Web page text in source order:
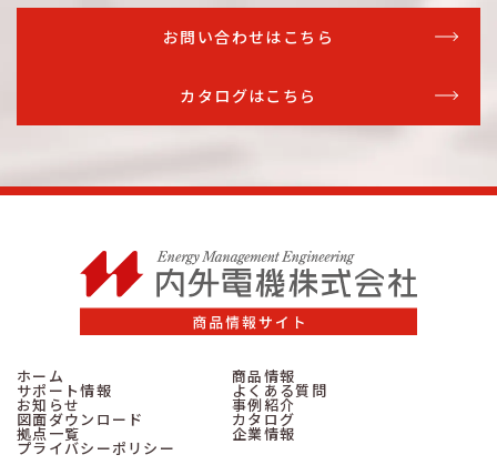
お問い合わせはこちら
カタログはこちら
ホーム 商品情報
サポート情報 よくある質問
お知らせ 事例紹介
図面ダウンロード カタログ
拠点一覧 企業情報
プライバシーポリシー